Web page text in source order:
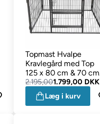
Topmast Hvalpe
Kravlegård med Top
125 x 80 cm & 70 cm
Høj
2.195,001.799,00 DKK
Læg i kurv